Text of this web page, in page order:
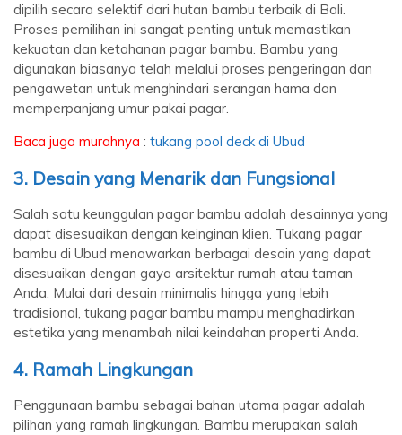
dipilih secara selektif dari hutan bambu terbaik di Bali.
Proses pemilihan ini sangat penting untuk memastikan
kekuatan dan ketahanan pagar bambu. Bambu yang
digunakan biasanya telah melalui proses pengeringan dan
pengawetan untuk menghindari serangan hama dan
memperpanjang umur pakai pagar.
Baca juga murahnya : tukang pool deck di Ubud
3. Desain yang Menarik dan Fungsional
Salah satu keunggulan pagar bambu adalah desainnya yang
dapat disesuaikan dengan keinginan klien. Tukang pagar
bambu di Ubud menawarkan berbagai desain yang dapat
disesuaikan dengan gaya arsitektur rumah atau taman
Anda. Mulai dari desain minimalis hingga yang lebih
tradisional, tukang pagar bambu mampu menghadirkan
estetika yang menambah nilai keindahan properti Anda.
4. Ramah Lingkungan
Penggunaan bambu sebagai bahan utama pagar adalah
pilihan yang ramah lingkungan. Bambu merupakan salah